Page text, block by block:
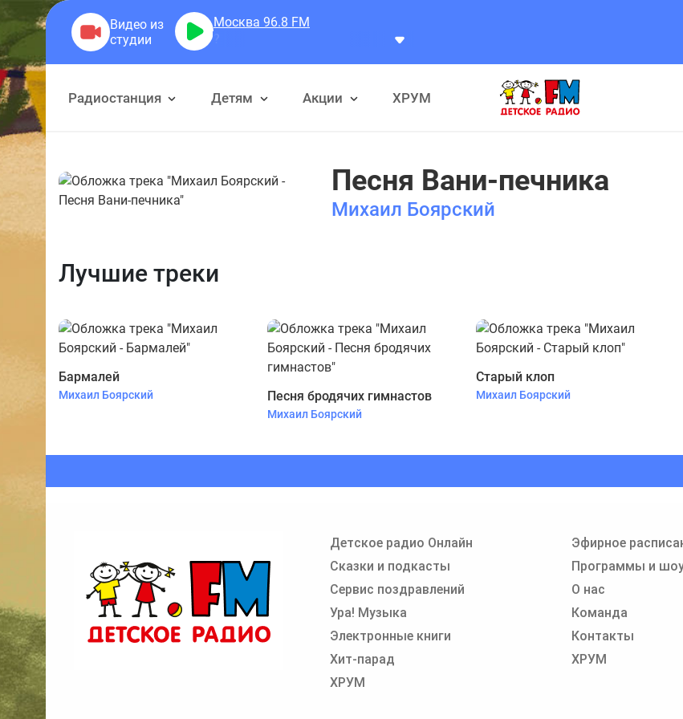
Москва 96.8 FM
Что под нами, под ногами?
Радиостанция Детям Акции ХРУМ
Песня Вани-печника
Михаил Боярский
Лучшие треки
Бармалей
Михаил Боярский Песня бродячих гимнастов
Михаил Боярский
Старый клоп
Михаил Боярский
Детское радио Онлайн
Сказки и подкасты
Сервис поздравлений
Ура! Музыка
Электронные книги
Хит-парад
ХРУМ
Эфирное
Программы и
О нас
Команда
Контакты
ХРУМ